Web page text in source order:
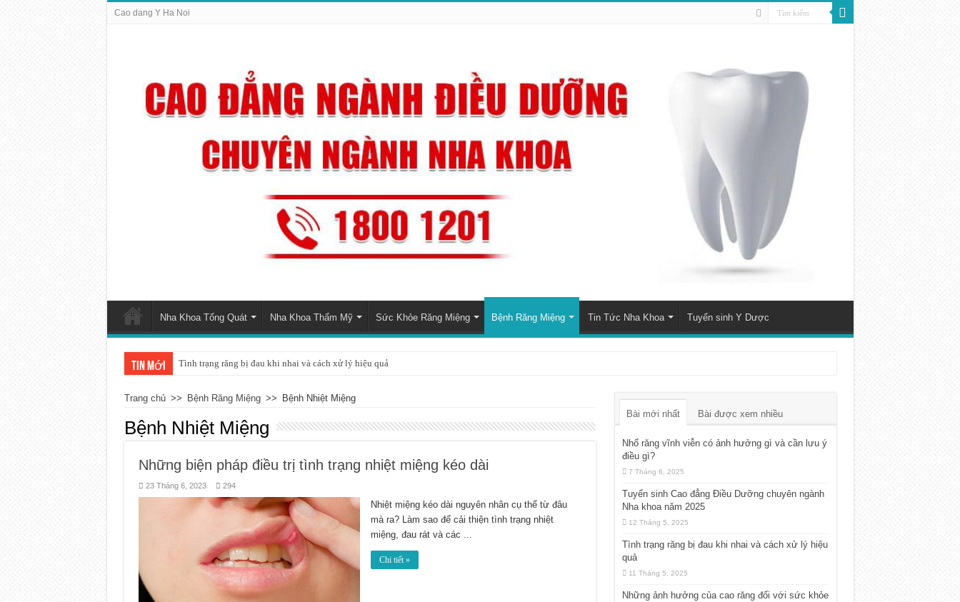
Cao dang Y Ha Noi
Nha Khoa Tổng Quát Nha Khoa Thẩm Mỹ Sức Khỏe Răng Miệng Bệnh Răng Miệng Tin Tức Nha Khoa Tuyển sinh Y Dược
Tin mới Tình trạng răng bị đau khi nhai và cách xử lý hiệu quả
Trang chủ >> Bệnh Răng Miệng >> Bệnh Nhiệt Miệng
Bệnh Nhiệt Miệng
Những biện pháp điều trị tình trạng nhiệt miệng kéo dài
23 Tháng 6, 2023 294
Nhiệt miệng kéo dài nguyên nhân cụ thể từ đâu
mà ra? Làm sao để cải thiện tình trạng nhiệt
miệng, đau rát và các ...
Chi tiết »
Bài mới nhất Bài được xem nhiều
Nhổ răng vĩnh viễn có ảnh hưởng gì và cần lưu ý
điều gì?
7 Tháng 6, 2025
Tuyển sinh Cao đẳng Điều Dưỡng chuyên ngành
Nha khoa năm 2025
12 Tháng 5, 2025
Tình trạng răng bị đau khi nhai và cách xử lý hiệu
quả
11 Tháng 5, 2025
Những ảnh hưởng của cao răng đối với sức khỏe